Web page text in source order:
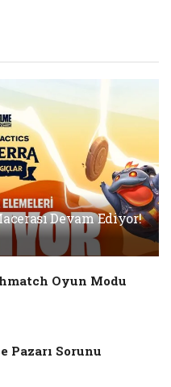
Devam Ediyor!
Oyun Modu
Pazarı Sorunu